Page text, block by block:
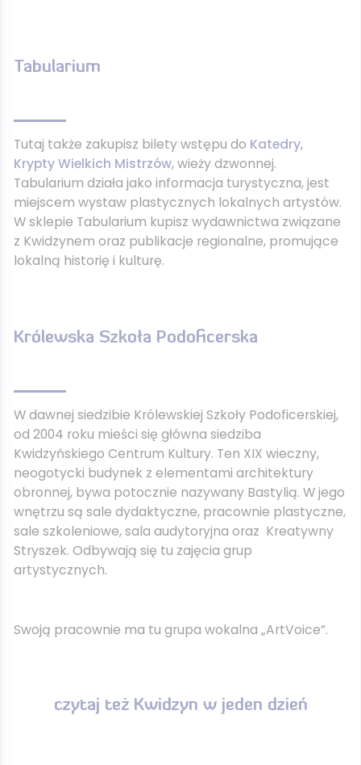
Tabularium
Tutaj także zakupisz bilety wstępu do Katedry,
Krypty Wielkich Mistrzów, wieży dzwonnej.
Tabularium działa jako informacja turystyczna, jest
miejscem wystaw plastycznych lokalnych artystów.
W sklepie Tabularium kupisz wydawnictwa związane
z Kwidzynem oraz publikacje regionalne, promujące
lokalną historię i kulturę.
Królewska Szkoła Podoficerska
W dawnej siedzibie Królewskiej Szkoły Podoficerskiej,
od 2004 roku mieści się główna siedziba
Kwidzyńskiego Centrum Kultury. Ten XIX wieczny,
neogotycki budynek z elementami architektury
obronnej, bywa potocznie nazywany Bastylią. W jego
wnętrzu są sale dydaktyczne, pracownie plastyczne,
sale szkoleniowe, sala audytoryjna oraz Kreatywny
Stryszek. Odbywają się tu zajęcia grup
artystycznych.
Swoją pracownie ma tu grupa wokalna „ArtVoice”.
czytaj też Kwidzyn w jeden dzień